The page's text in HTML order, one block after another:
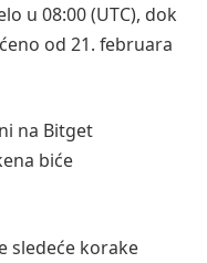
u 08:00 (UTC), dok
od 21. februara
na Bitget
biće
sledeće korake